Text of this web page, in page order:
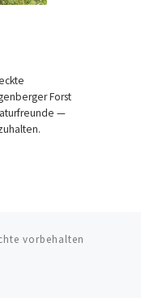
Forst
—
vorbehalten